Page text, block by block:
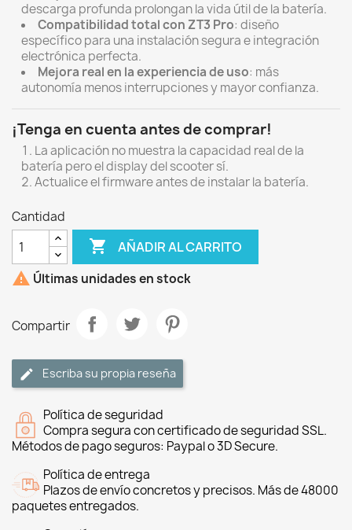
descarga profunda prolongan la vida útil de la batería.
Compatibilidad total con ZT3 Pro: diseño
específico para una instalación segura e integración
electrónica perfecta.
Mejora real en la experiencia de uso: más
autonomía menos interrupciones y mayor confianza.
¡Tenga en cuenta antes de comprar!
La aplicación no muestra la capacidad real de la
batería pero el display del scooter sí.
Actualice el firmware antes de instalar la batería.
Cantidad
 AÑADIR AL CARRITO
 Últimas unidades en stock
Compartir
Escriba su propia reseña
Política de seguridad
Compra segura con certificado de seguridad SSL.
Métodos de pago seguros: Paypal o 3D Secure.
Política de entrega
Plazos de envío concretos y precisos. Más de 48000
paquetes entregados.